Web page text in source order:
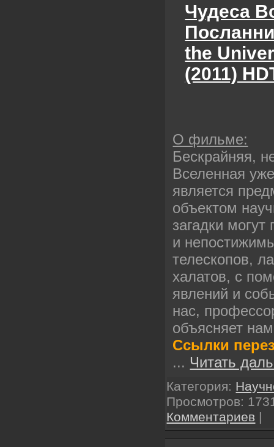
Чудеса
the
(2011)
О фильме:
Бескрайняя,
Вселенная
является
объектом
загадки
и
телескопов,
халатов, с
явлений и
нас,
объясняет
Ссылки
... Читать
Категория:
Просмотров:
Комментариев |